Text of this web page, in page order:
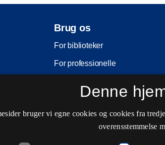
Brug os
For biblioteker
For professionelle
Møder og konferencer
Nota-service
Denne
bruger vi egne cookies og cookies fra
overensstemmelse